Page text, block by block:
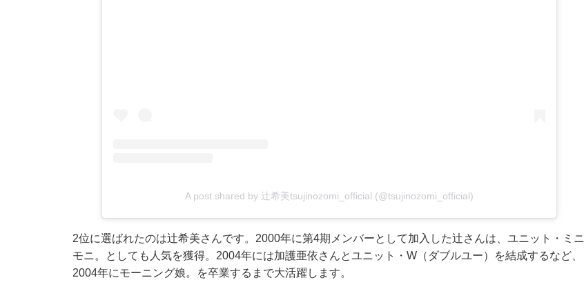
A post shared by 辻希美tsujinozomi_official (@tsujinozomi_official)
2位に選ばれたのは辻希美さんです。2000年に第4期メンバーとして加入した辻さんは、ユニット・ミニ
モニ。としても人気を獲得。2004年には加護亜依さんとユニット・W（ダブルユー）を結成するなど、
2004年にモーニング娘。を卒業するまで大活躍します。